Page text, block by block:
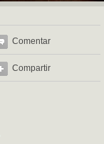
Comentar
Compartir